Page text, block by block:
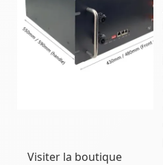
Visiter la boutique